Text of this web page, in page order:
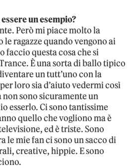
un esempio?
Però mi piace molto la
le ragazze quando vengono ai
faccio questa cosa che si
È una sorta di ballo tipico
un tutt’uno con la
loro sia d’aiuto vedermi così
non sono sicuramente un
esserlo. Ci sono tantissime
quello che vogliono ma è
ed è triste. Sono
le mie fan ci sono un sacco di
creative, hippie. E sono